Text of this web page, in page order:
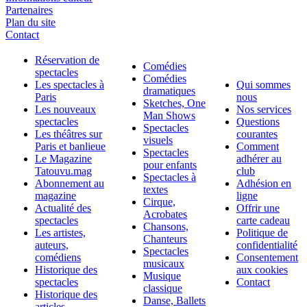
Partenaires
Plan du site
Contact
Réservation de
spectacles
Les spectacles à
Paris
Les nouveaux
spectacles
Les théâtres sur
Paris et banlieue
Le Magazine
Tatouvu.mag
Abonnement au
magazine
Actualité des
spectacles
Les artistes,
auteurs,
comédiens
Historique des
spectacles
Historique des
Comédies
Comédies
dramatiques
Sketches, One
Man Shows
Spectacles
visuels
Spectacles
pour enfants
Spectacles à
textes
Cirque,
Acrobates
Chansons,
Chanteurs
Spectacles
musicaux
Musique
classique
Danse, Ballets
Qui sommes
nous
Nos services
Questions
courantes
Comment
adhérer au
club
Adhésion en
ligne
Offrir une
carte cadeau
Politique de
confidentialité
Consentement
aux cookies
Contact